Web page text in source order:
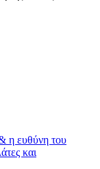
η ευθύνη του
και